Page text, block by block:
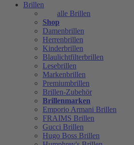
Brillen
alle Brillen
Shop
Damenbrillen
Herrenbrillen
Kinderbrillen
Blaulichtfilterbrillen
Lesebrillen
Markenbrillen
Premiumbrillen
Brillen-Zubehör
Brillenmarken
Emporio Armani Brillen
FRAIMS Brillen
Gucci Brillen
Hugo Boss Brillen